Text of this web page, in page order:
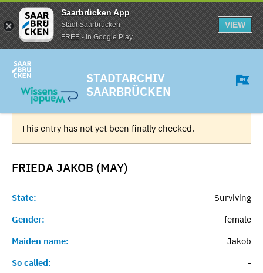
Saarbrücken App
Stadt Saarbrücken
FREE - In Google Play
VIEW
STADTARCHIV
SAARBRÜCKEN
This entry has not yet been finally checked.
FRIEDA JAKOB (MAY)
State:
Surviving
Gender:
female
Maiden name:
Jakob
So called:
-